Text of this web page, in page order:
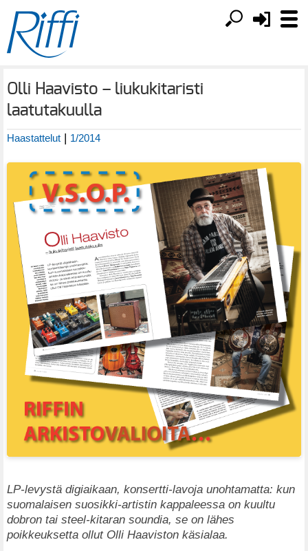
Olli Haavisto – liukukitaristi
laatutakuulla
Haastattelut | 1/2014
LP-levystä digiaikaan, konsertti-lavoja unohtamatta: kun
suomalaisen suosikki-artistin kappaleessa on kuultu
dobron tai steel-kitaran soundia, se on lähes
poikkeuksetta ollut Olli Haaviston käsialaa.